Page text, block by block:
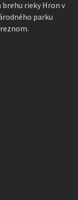
brehu rieky Hron v
parku